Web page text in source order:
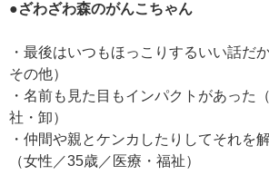
●ざわざわ森のがんこちゃん
・最後はいつもほっこりするいい話だ
その他）
・名前も見た目もインパクトがあった
社・卸）
・仲間や親とケンカしたりしてそれを
（女性／35歳／医療・福祉）